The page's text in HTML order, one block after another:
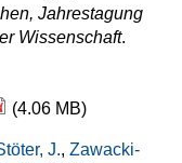
Jahrestagung
Wissenschaft.
(4.06 MB)
J., Zawacki-